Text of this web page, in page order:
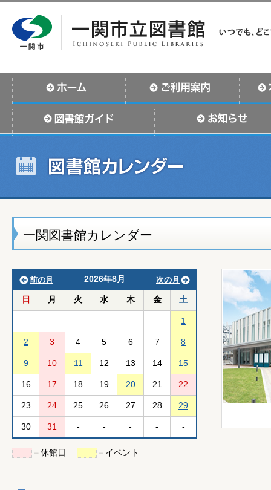
一関図書館カレンダー
前の月 2026年8月 次の月
日 月 火 水 木 金 土
1
2 3 4 5 6 7 8
9 10 11 12 13 14 15
16 17 18 19 20 21 22
23 24 25 26 27 28 29
30 31 - - - - -
＝休館日 ＝イベント